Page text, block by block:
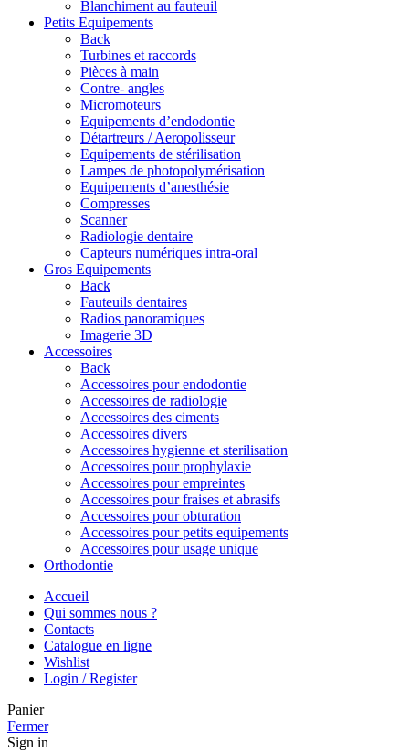
Blanchiment au fauteuil
Petits Equipements
Back
Turbines et raccords
Pièces à main
Contre- angles
Micromoteurs
Equipements d’endodontie
Détartreurs / Aeropolisseur
Equipements de stérilisation
Lampes de photopolymérisation
Equipements d’anesthésie
Compresses
Scanner
Radiologie dentaire
Capteurs numériques intra-oral
Gros Equipements
Back
Fauteuils dentaires
Radios panoramiques
Imagerie 3D
Accessoires
Back
Accessoires pour endodontie
Accessoires de radiologie
Accessoires des ciments
Accessoires divers
Accessoires hygienne et sterilisation
Accessoires pour prophylaxie
Accessoires pour empreintes
Accessoires pour fraises et abrasifs
Accessoires pour obturation
Accessoires pour petits equipements
Accessoires pour usage unique
Orthodontie
Accueil
Qui sommes nous ?
Contacts
Catalogue en ligne
Wishlist
Login / Register
Panier
Fermer
Sign in